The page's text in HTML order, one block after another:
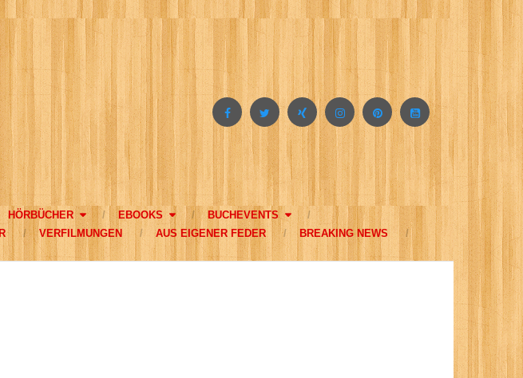
HÖRBÜCHER EBOOKS
BUCHEVENTS
VERFILMUNGEN AUS EIGENER FEDER
BREAKING NEWS